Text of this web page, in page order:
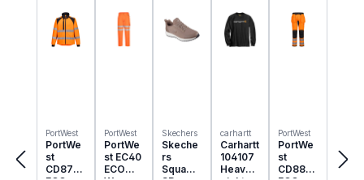
PortWest
PortWe
st
CD875
PortWest
PortWe
st EC40
ECO
Skechers
Skeche
rs
Squad
carhartt
Carhartt
104107
Heavyw
PortWest
PortWe
st
CD889